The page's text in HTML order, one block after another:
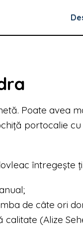
Poate avea
portocalie
întregește
de câte ori
(Alize